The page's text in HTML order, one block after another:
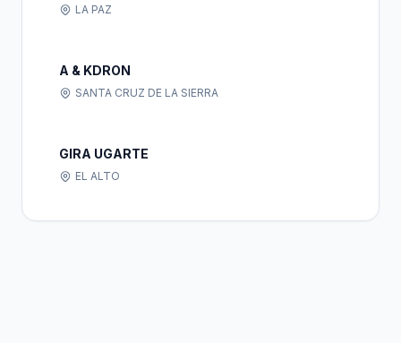
LA PAZ
A & KDRON
SANTA CRUZ DE LA SIERRA
GIRA UGARTE
EL ALTO